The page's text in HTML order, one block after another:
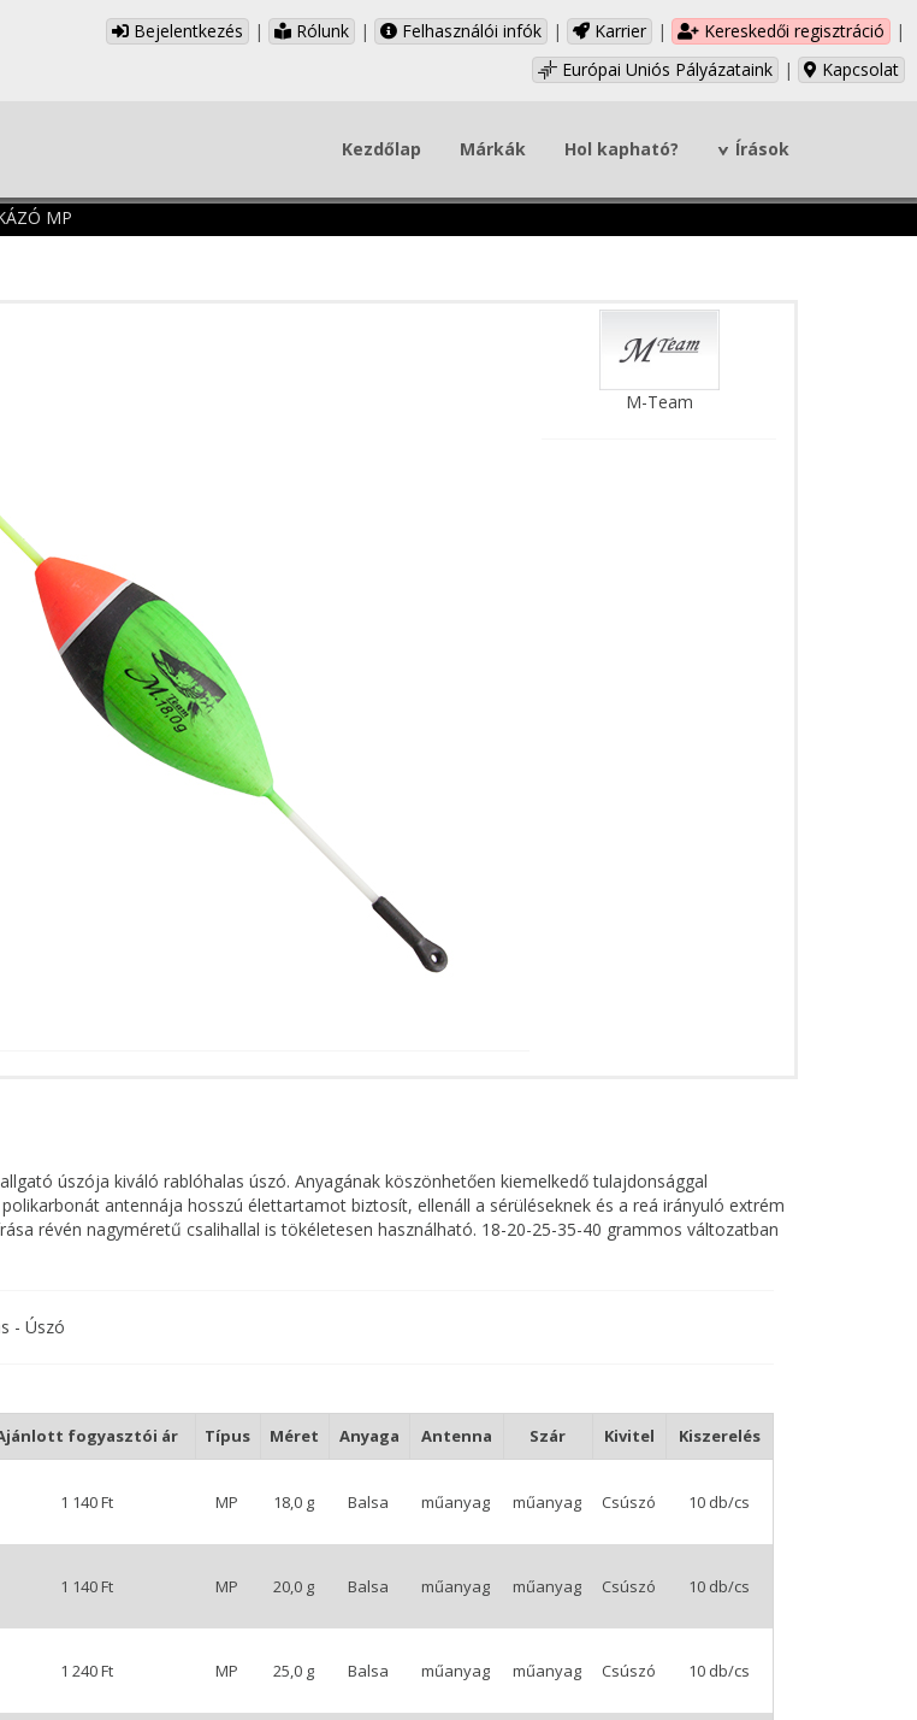
Bejelentkezés | Rólunk | Felhasználói infók | Karrier | Kereskedői regisztráció
|
Európai Uniós Pályázataink
| Kapcsolat
Kezdőlap Márkák Hol kapható? Írások
MP
M-Team
úszója kiváló rablóhalas úszó. Anyagának köszönhetően kiemelkedő tulajdonsággal
antennája hosszú élettartamot biztosít, ellenáll a sérüléseknek és a reá irányuló extrém
révén nagyméretű csalihallal is tökéletesen használható. 18-20-25-35-40 grammos változatban
- Úszó
fogyasztói ár Típus Méret Anyaga Antenna Szár Kivitel Kiszerelés
1 140 Ft MP 18,0 g Balsa műanyag műanyag Csúszó 10 db/cs
1 140 Ft MP 20,0 g Balsa műanyag műanyag Csúszó 10 db/cs
1 240 Ft MP 25,0 g Balsa műanyag műanyag Csúszó 10 db/cs